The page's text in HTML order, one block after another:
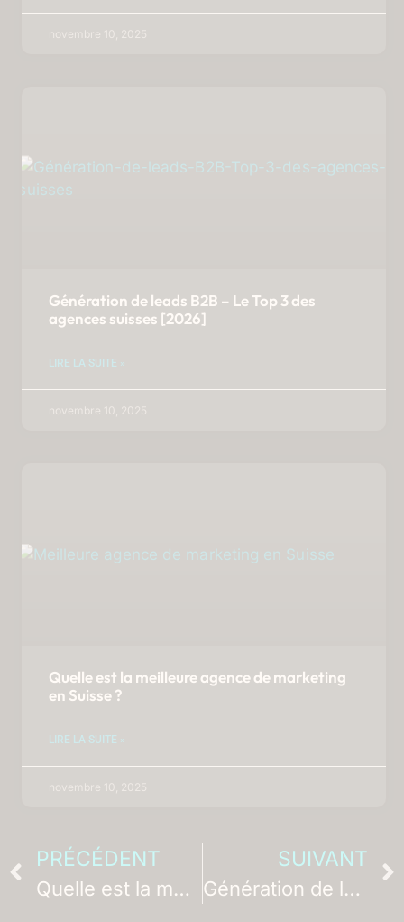
novembre 10, 2025
Génération de leads B2B – Le Top 3 des
agences suisses [2026]
LIRE LA SUITE »
novembre 10, 2025
Quelle est la meilleure agence de marketing
en Suisse ?
LIRE LA SUITE »
novembre 10, 2025
PRÉCÉDENT
Quelle est la meilleure agence de marketing en Suisse ?
SUIVANT
Génération de leads B2B – Le Top 3 des agences suisses [2026]